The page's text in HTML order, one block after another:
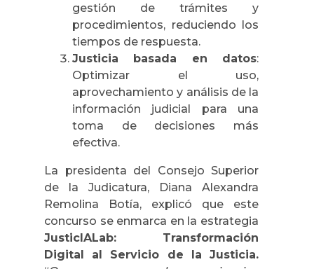
gestión de trámites y
procedimientos, reduciendo los
tiempos de respuesta.
Justicia basada en datos:
Optimizar el uso,
aprovechamiento y análisis de la
información judicial para una
toma de decisiones más
efectiva.
La presidenta del Consejo Superior
de la Judicatura, Diana Alexandra
Remolina Botía, explicó que este
concurso se enmarca en la estrategia
JusticIALab: Transformación
Digital al Servicio de la Justicia.